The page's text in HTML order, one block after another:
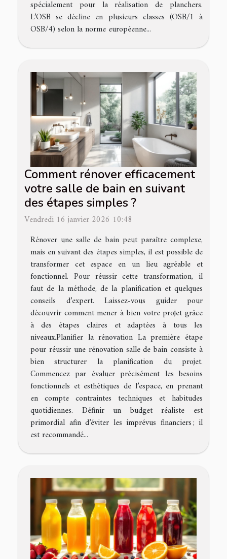
spécialement pour la réalisation de planchers.
L’OSB se décline en plusieurs classes (OSB/1 à
OSB/4) selon la norme européenne...
Comment rénover efficacement
votre salle de bain en suivant
des étapes simples ?
Vendredi 16 janvier 2026 10:48
Rénover une salle de bain peut paraître complexe,
mais en suivant des étapes simples, il est possible de
transformer cet espace en un lieu agréable et
fonctionnel. Pour réussir cette transformation, il
faut de la méthode, de la planification et quelques
conseils d’expert. Laissez-vous guider pour
découvrir comment mener à bien votre projet grâce
à des étapes claires et adaptées à tous les
niveaux.Planifier la rénovation La première étape
pour réussir une rénovation salle de bain consiste à
bien structurer la planification du projet.
Commencez par évaluer précisément les besoins
fonctionnels et esthétiques de l’espace, en prenant
en compte contraintes techniques et habitudes
quotidiennes. Définir un budget réaliste est
primordial afin d’éviter les imprévus financiers ; il
est recommandé...